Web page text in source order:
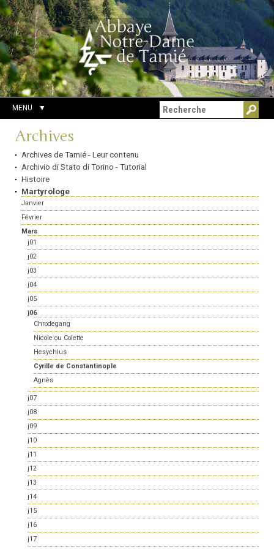
Aller
au
contenu.
|
Aller
à
la
navigation
Outils
personnels
Chercher par
Recherche
avancée…
MENU
Navigation
Archives
Archives de Tamié - Leur contenu
Archivio di Stato di Torino - Tutorial
Histoire
Martyrologe
Janvier
Février
Mars
j01
j02
j03
j04
j05
j06
Chrodegang
Nicole ou Colette
Hesychius
Cyrille de Constantinople
Agnès
j07
j08
j09
j10
j11
j12
j13
j14
j15
j16
j17